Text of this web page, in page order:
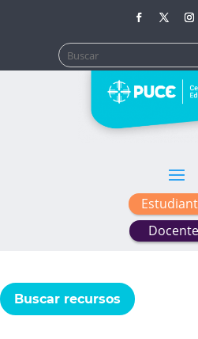
Buscar:
Buscar recursos